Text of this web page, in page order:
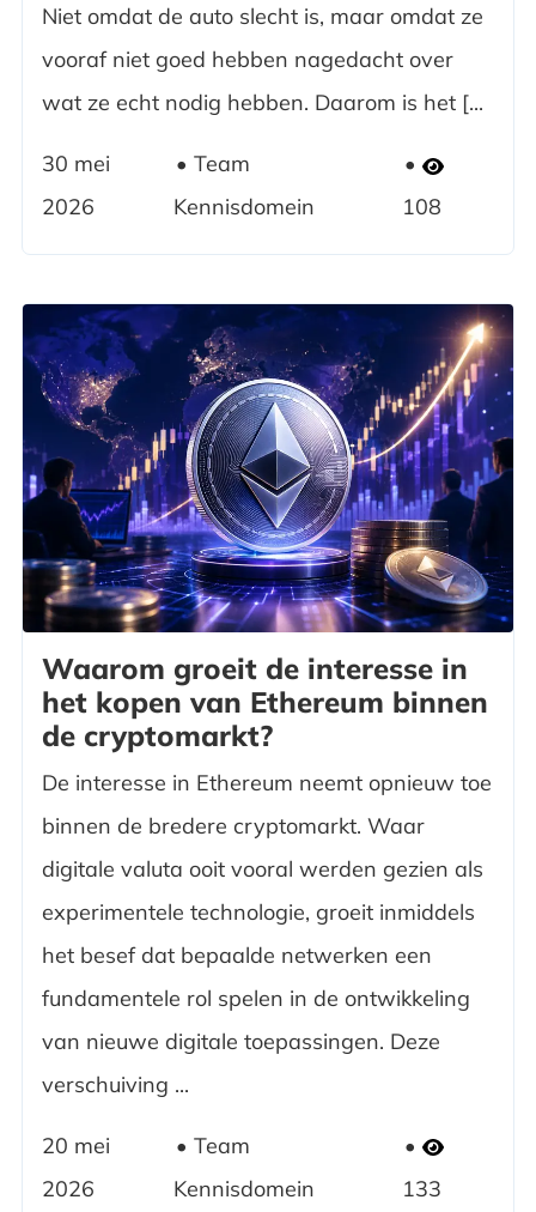
Niet omdat de auto slecht is, maar omdat ze
vooraf niet goed hebben nagedacht over
wat ze echt nodig hebben. Daarom is het [...
30 mei
2026
Team
Kennisdomein
108
Waarom groeit de interesse in
het kopen van Ethereum binnen
de cryptomarkt?
De interesse in Ethereum neemt opnieuw toe
binnen de bredere cryptomarkt. Waar
digitale valuta ooit vooral werden gezien als
experimentele technologie, groeit inmiddels
het besef dat bepaalde netwerken een
fundamentele rol spelen in de ontwikkeling
van nieuwe digitale toepassingen. Deze
verschuiving ...
20 mei
2026
Team
Kennisdomein
133